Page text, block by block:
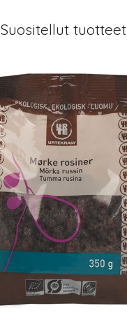
Suositellut tuotteet